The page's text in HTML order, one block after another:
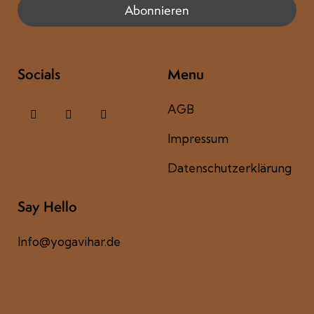
Socials Menu
AGB
Impressum
Datenschutzerklärung
Say Hello
Info@yogavihar.de